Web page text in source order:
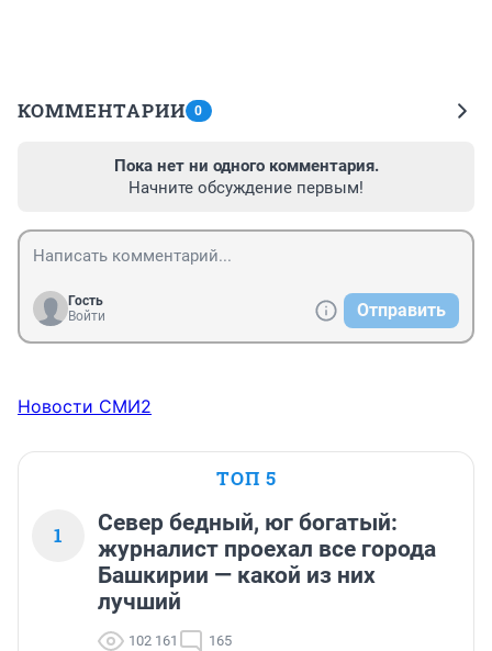
КОММЕНТАРИИ 0
Пока нет ни одного комментария.
Начните обсуждение первым!
Гость
Войти
Отправить
Новости СМИ2
ТОП 5
1
Север бедный, юг богатый:
журналист проехал все города
Башкирии — какой из них
лучший
102 161 165